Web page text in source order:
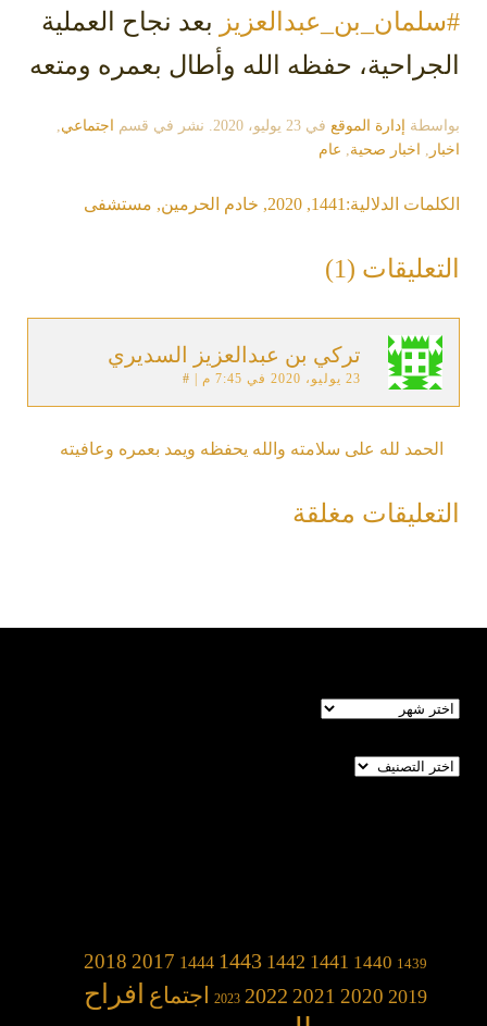
#سلمان_بن_عبدالعزيز ‬⁩ بعد نجاح العملية
الجراحية، حفظه الله وأطال بعمره ومتعه
بواسطة إدارة الموقع في 23 يوليو، 2020 . نشر في قسم اجتماعي,
اخبار , اخبار صحية, عام
الكلمات الدلالية: 1441
,
2020
, خادم الحرمين, مستشفى
التعليقات (1)
تركي بن عبدالعزيز السديري
23 يوليو، 2020 في 7:45 م #
الحمد لله على سلامته والله يحفظه ويمد بعمره وعافيته
التعليقات مغلقة
الأرشيف
تصنيفات
1439
1440
1441
1442
1443
1444
2017
2018
2019
2020
2021
2022
2023 اجتماع افراح